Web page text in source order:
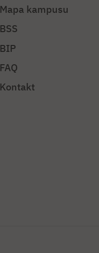
Mapa kampusu
BSS
BIP
FAQ
Kontakt